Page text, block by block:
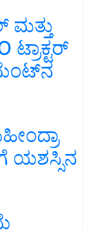
ಟ್ರಾಕ್ಟರ್
ಯಶಸ್ಸಿನ